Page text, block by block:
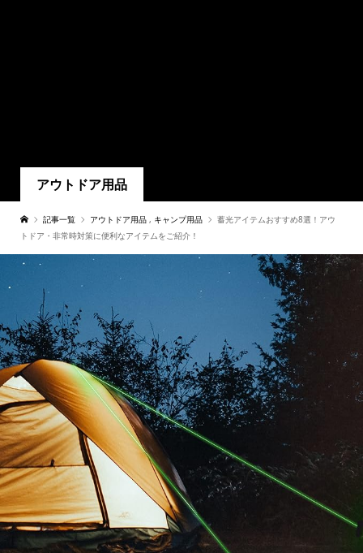
アウトドア用品
記事一覧 アウトドア用品 , キャンプ用品
蓄光アイテムおすすめ8選！アウ
トドア・非常時対策に便利なアイテムをご紹介！